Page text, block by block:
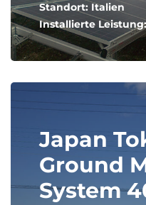
Standort: Italien
Installierte
Japan
Ground
System